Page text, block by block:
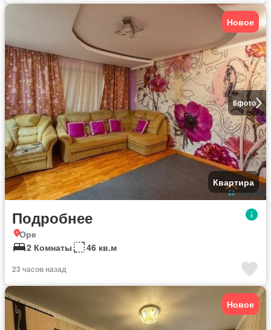
6фото
Новое
Квартира
Подробнее
Оре
2 Комнаты
46 кв.м
23 часов назад
Новое